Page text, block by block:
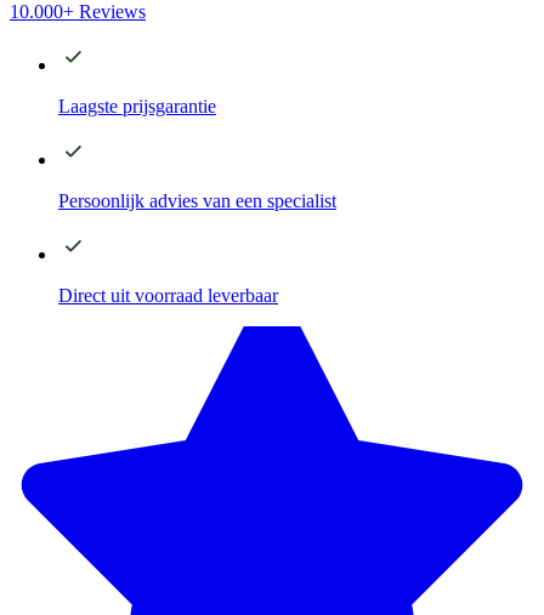
10.000+ Reviews
Laagste prijsgarantie
Persoonlijk advies van een specialist
Direct uit voorraad leverbaar